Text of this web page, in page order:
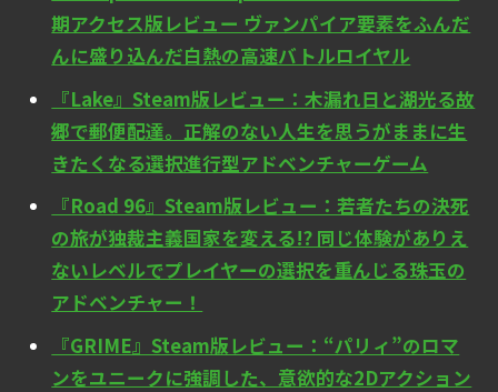
期アクセス版レビュー ヴァンパイア要素をふんだ
んに盛り込んだ白熱の高速バトルロイヤル
『Lake』Steam版レビュー：木漏れ日と湖光る故
郷で郵便配達。正解のない人生を思うがままに生
きたくなる選択進行型アドベンチャーゲーム
『Road 96』Steam版レビュー：若者たちの決死
の旅が独裁主義国家を変える!? 同じ体験がありえ
ないレベルでプレイヤーの選択を重んじる珠玉の
アドベンチャー！
『GRIME』Steam版レビュー：“パリィ”のロマ
ンをユニークに強調した、意欲的な2Dアクション